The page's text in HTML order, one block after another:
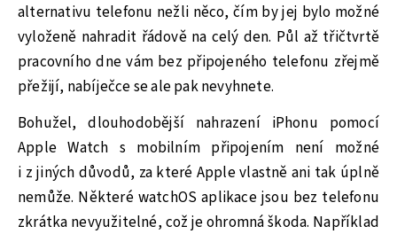
alternativu telefonu nežli něco, čím by jej bylo možné
vyloženě nahradit řádově na celý den. Půl až třičtvrtě
pracovního dne vám bez připojeného telefonu zřejmě
přežijí, nabíječce se ale pak nevyhnete.
Bohužel, dlouhodobější nahrazení iPhonu pomocí
Apple Watch s mobilním připojením není možné
i z jiných důvodů, za které Apple vlastně ani tak úplně
nemůže. Některé watchOS aplikace jsou bez telefonu
zkrátka nevyužitelné, což je ohromná škoda. Například